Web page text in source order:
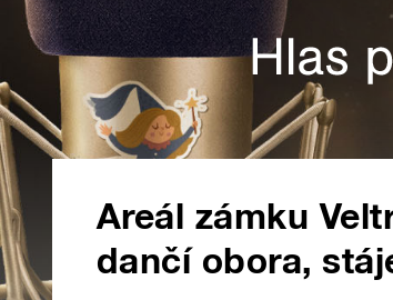
Areál zámku
dančí obora,